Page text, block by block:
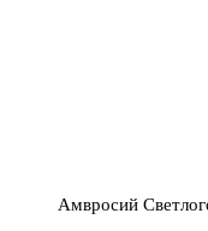
Амвросий